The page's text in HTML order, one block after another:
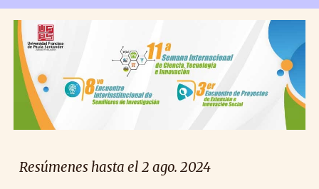
Resúmenes hasta el2 ago. 2024